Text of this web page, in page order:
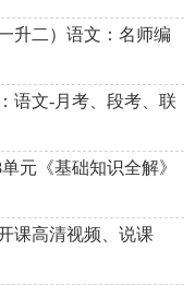
升二）语文：名师编
语文-月考、段考、联
元《基础知识全解》
课高清视频、说课